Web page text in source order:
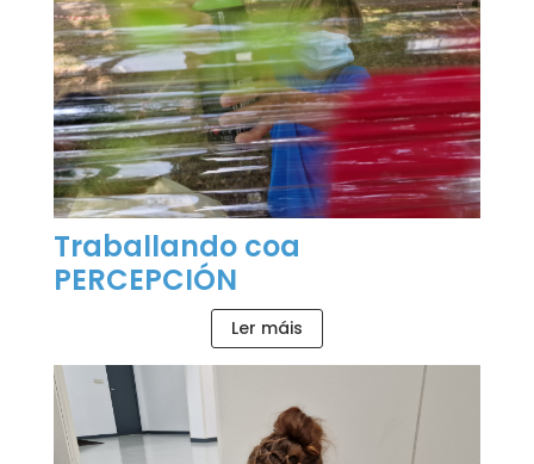
Traballando coa
PERCEPCIÓN
Ler máis